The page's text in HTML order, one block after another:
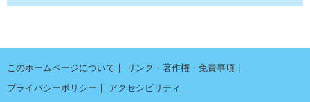
このホームページについて
リンク・著作権・免責事項
プライバシーポリシー
アクセシビリティ